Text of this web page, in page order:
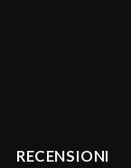
RECENSIONI